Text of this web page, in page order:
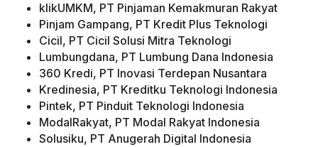
klikUMKM, PT Pinjaman Kemakmuran Rakyat
Pinjam Gampang, PT Kredit Plus Teknologi
Cicil, PT Cicil Solusi Mitra Teknologi
Lumbungdana, PT Lumbung Dana Indonesia
360 Kredi, PT Inovasi Terdepan Nusantara
Kredinesia, PT Kreditku Teknologi Indonesia
Pintek, PT Pinduit Teknologi Indonesia
ModalRakyat, PT Modal Rakyat Indonesia
Solusiku, PT Anugerah Digital Indonesia